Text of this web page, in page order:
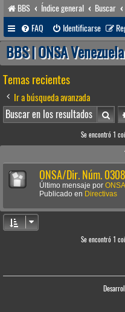
BBS Índice general Buscar
FAQ
Identificarse
BBS | ONSA Venezuela
Temas recientes
Ir a búsqueda avanzada
Se encontró 1
ONSA/Dir. Núm.
Último mensaje por
Publicado en Directivas
Se encontró 1